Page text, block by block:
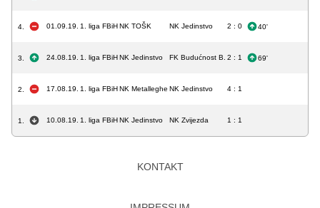
4. 01.09.19. 1. liga FBiHNK TOŠK NK Jedinstvo 2 : 0 40'
3. 24.08.19. 1. liga FBiHNK Jedinstvo FK Budućnost B. 2 : 1 69'
2. 17.08.19. 1. liga FBiHNK Metalleghe NK Jedinstvo 4 : 1
1. 10.08.19. 1. liga FBiHNK Jedinstvo NK Zvijezda 1 : 1
KONTAKT